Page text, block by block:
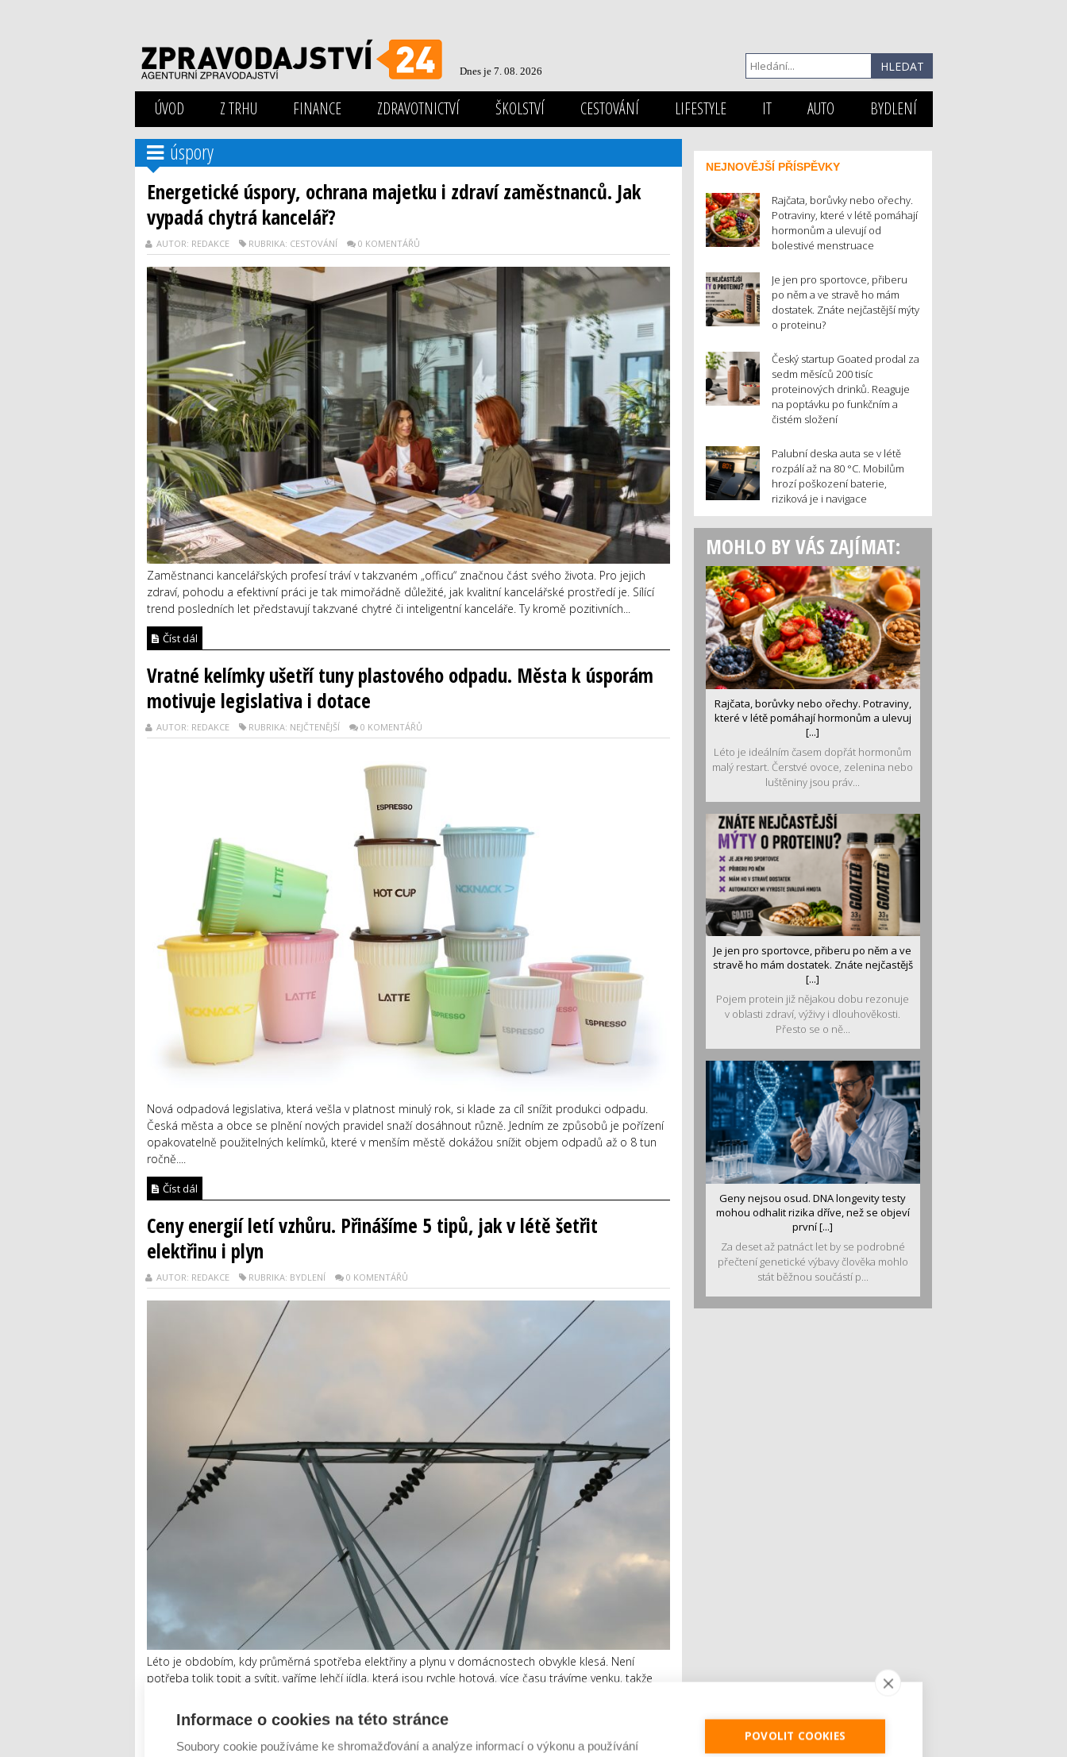
Dnes je 7. 08. 2026
ÚVOD Z TRHU FINANCE ZDRAVOTNICTVÍ ŠKOLSTVÍ CESTOVÁNÍ LIFESTYLE IT AUTO BYDLENÍ
úspory
Energetické úspory, ochrana majetku i zdraví zaměstnanců. Jak
vypadá chytrá kancelář?
AUTOR: REDAKCE RUBRIKA: CESTOVÁNÍ 0 KOMENTÁŘŮ
Zaměstnanci kancelářských profesí tráví v takzvaném „officu“ značnou část svého života. Pro jejich
zdraví, pohodu a efektivní práci je tak mimořádně důležité, jak kvalitní kancelářské prostředí je. Sílící
trend posledních let představují takzvané chytré či inteligentní kanceláře. Ty kromě pozitivních...
Číst dál
Vratné kelímky ušetří tuny plastového odpadu. Města k úsporám
motivuje legislativa i dotace
AUTOR: REDAKCE RUBRIKA: NEJČTENĚJŠÍ 0 KOMENTÁŘŮ
Nová odpadová legislativa, která vešla v platnost minulý rok, si klade za cíl snížit produkci odpadu.
Česká města a obce se plnění nových pravidel snaží dosáhnout různě. Jedním ze způsobů je pořízení
opakovatelně použitelných kelímků, které v menším městě dokážou snížit objem odpadů až o 8 tun
ročně....
Číst dál
Ceny energií letí vzhůru. Přinášíme 5 tipů, jak v létě šetřit
elektřinu i plyn
AUTOR: REDAKCE RUBRIKA: BYDLENÍ 0 KOMENTÁŘŮ
Léto je obdobím, kdy průměrná spotřeba elektřiny a plynu v domácnostech obvykle klesá. Není
potřeba tolik topit a svítit, vaříme lehčí jídla, která jsou rychle hotová, více času trávíme venku, takže
Číst dál
NEJNOVĚJŠÍ PŘÍSPĚVKY
Rajčata, borůvky nebo ořechy.
Potraviny, které v létě pomáhají
hormonům a ulevují od
bolestivé menstruace
Je jen pro sportovce, přiberu
po něm a ve stravě ho mám
dostatek. Znáte nejčastější mýty
o proteinu?
Český startup Goated prodal za
sedm měsíců 200 tisíc
proteinových drinků. Reaguje
na poptávku po funkčním a
čistém složení
Palubní deska auta se v létě
rozpálí až na 80 °C. Mobilům
hrozí poškození baterie,
riziková je i navigace
MOHLO BY VÁS ZAJÍMAT:
Rajčata, borůvky nebo ořechy. Potraviny,
které v létě pomáhají hormonům a ulevuj
[...]
Léto je ideálním časem dopřát hormonům
malý restart. Čerstvé ovoce, zelenina nebo
luštěniny jsou práv...
Je jen pro sportovce, přiberu po něm a ve
stravě ho mám dostatek. Znáte nejčastějš
[...]
Pojem protein již nějakou dobu rezonuje
v oblasti zdraví, výživy i dlouhověkosti.
Přesto se o ně...
Geny nejsou osud. DNA longevity testy
mohou odhalit rizika dříve, než se objeví
první [...]
Za deset až patnáct let by se podrobné
přečtení genetické výbavy člověka mohlo
stát běžnou součástí p...
Informace o cookies na této stránce
Soubory cookie používáme ke shromažďování a analýze informací o výkonu a používání
POVOLIT COOKIES